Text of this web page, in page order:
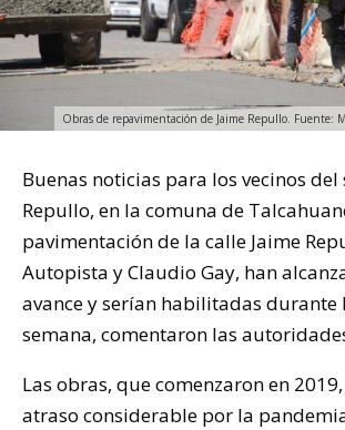
Obras de repavimentación de Jaime Repullo. Fuente:
Buenas noticias para los vecinos del
Repullo, en la comuna de
pavimentación de la calle Jaime
Autopista y Claudio Gay, han
avance y serían habilitadas
semana, comentaron las
Las obras, que comenzaron en
atraso considerable por la